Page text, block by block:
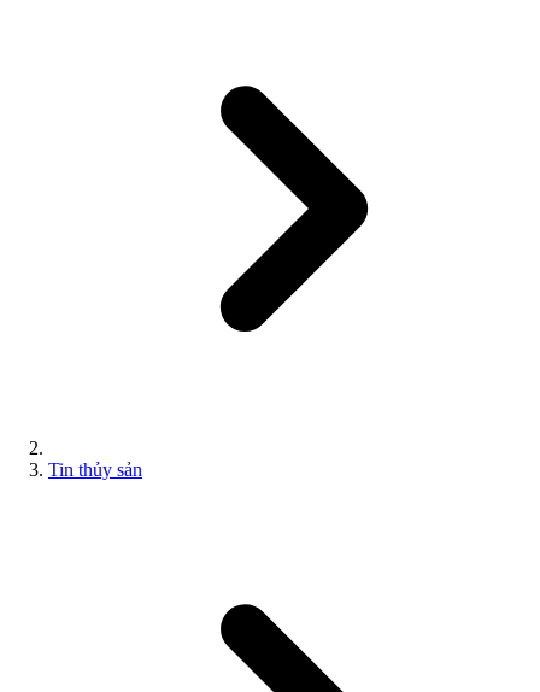
Tin thủy sản